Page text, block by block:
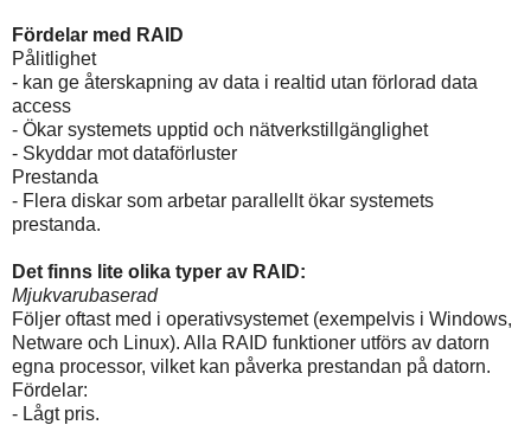
Fördelar med RAID
Pålitlighet
- kan ge återskapning av data i realtid utan förlorad data
access
- Ökar systemets upptid och nätverkstillgänglighet
- Skyddar mot dataförluster
Prestanda
- Flera diskar som arbetar parallellt ökar systemets
prestanda.
Det finns lite olika typer av RAID:
Mjukvarubaserad
Följer oftast med i operativsystemet (exempelvis i Windows,
Netware och Linux). Alla RAID funktioner utförs av datorn
egna processor, vilket kan påverka prestandan på datorn.
Fördelar:
- Lågt pris.